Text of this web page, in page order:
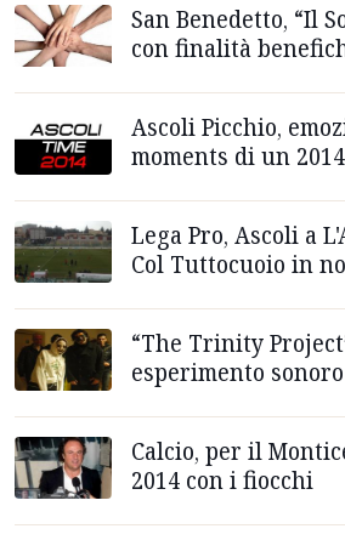
San Benedetto, “Il
con finalità
Ascoli Picchio,
moments di un
Lega Pro, Ascoli a
Col Tuttocuoio in
“The Trinity
esperimento
Calcio, per il
2014 con i fiocchi